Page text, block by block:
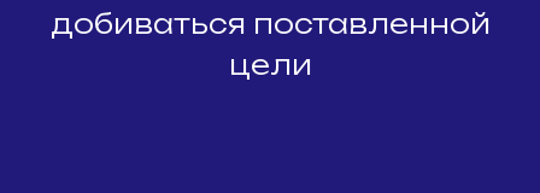
добиваться поставленной
цели